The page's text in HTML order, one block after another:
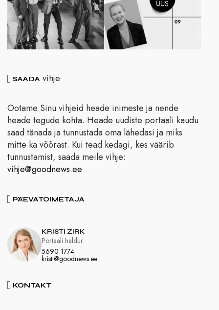
SAADA vihje
Ootame Sinu vihjeid heade inimeste ja nende
heade tegude kohta. Heade uudiste portaali kaudu
saad tänada ja tunnustada oma lähedasi ja miks
mitte ka võõrast. Kui tead kedagi, kes väärib
tunnustamist, saada meile vihje:
vihje@goodnews.ee
PÄEVATOIMETAJA
KRISTI ZIRK
5690 1774
kristi@goodnews.ee
Portaali haldur
KONTAKT